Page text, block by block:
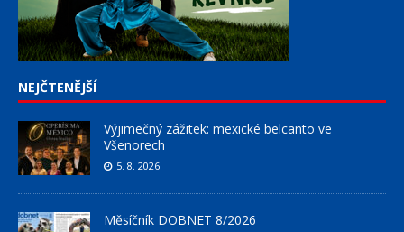
NEJČTENĚJŠÍ
Výjimečný zážitek: mexické belcanto ve
Všenorech
5. 8. 2026
Měsíčník DOBNET 8/2026